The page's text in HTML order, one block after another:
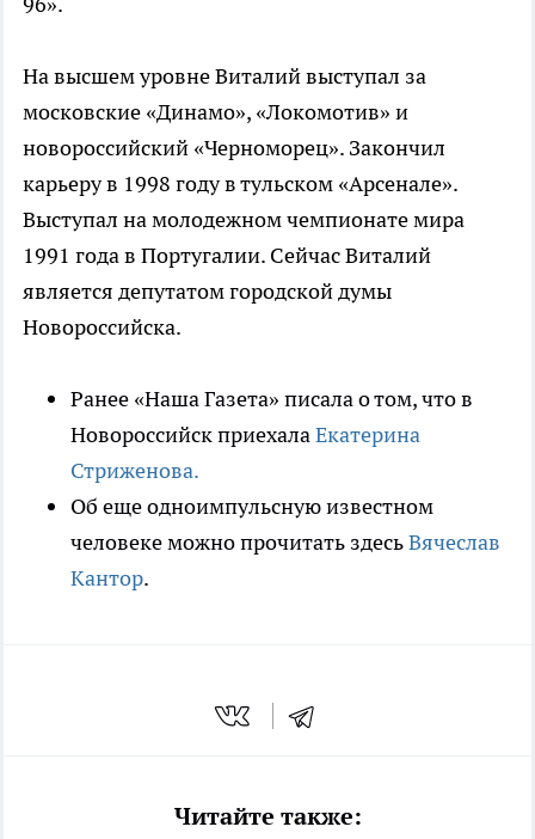
На высшем уровне Виталий выступал за
московские «Динамо», «Локомотив» и
новороссийский «Черноморец». Закончил
карьеру в 1998 году в тульском «Арсенале».
Выступал на молодежном чемпионате мира
1991 года в Португалии. Сейчас Виталий
является депутатом городской думы
Новороссийска.
Ранее «Наша Газета» писала о том, что в
Новороссийск приехалаЕкатерина
Стриженова.
Об еще одноимпульсную известном
человеке можно прочитать здесьВячеслав
Кантор.
Читайте также: